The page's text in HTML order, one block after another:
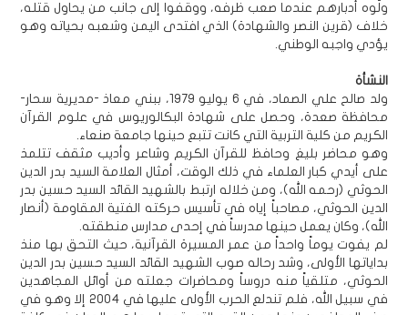
ولّوه أدبارهم عندما صعب ظرفه، ووقفوا إلى جانب من يحاول قتله،
خلاف (قرين النصر والشهادة) الذي افتدى اليمن وشعبه بحياته وهو
يؤدي واجبه الوطني.
النشأة
ولد صالح علي الصماد، في 6 يوليو 1979، ببني معاذ -مديرية سحار-
محافظة صعدة، وحصل على شهادة البكالوريوس في علوم القرآن
الكريم من كلية التربية التي كانت تتبع حينها جامعة صنعاء.
وهو محاضر بليغ وحافظ للقرآن الكريم وشاعر وأديب مثقف تتلمذ
على أيدي كبار العلماء في ذلك الوقت، أمثال العلامة السيد بدر الدين
الحوثي (رحمه الله)، ومن خلاله ارتبط بالشهيد القائد السيد حسين بدر
الدين الحوثي، مصاحباً إياه في تأسيس حركته الفتية المقاومة (أنصار
الله)، وكان يعمل حينها مدرساً في إحدى مدارس منطقته.
لم يفوت يوماً واحداً من عمر المسيرة القرآنية، حيث التحق بها منذ
بداياتها الأولى، وشد رحاله صوب الشهيد القائد السيد حسين بدر الدين
الحوثي، متلقياً منه دروساً ومحاضرات جعلته من أوائل المجاهدين
في سبيل الله، فلم تندلع الحرب الأولى عليها في 2004 إلا وهو في